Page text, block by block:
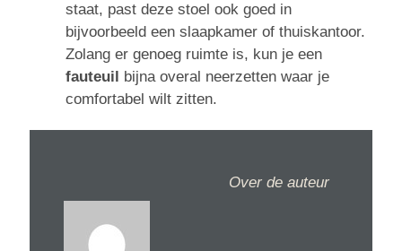
staat, past deze stoel ook goed in
bijvoorbeeld een slaapkamer of thuiskantoor.
Zolang er genoeg ruimte is, kun je een
fauteuil bijna overal neerzetten waar je
comfortabel wilt zitten.
Over de auteur